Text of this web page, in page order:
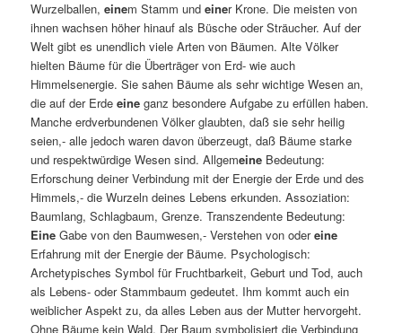
Wurzelballen,einem Stamm undeiner Krone. Die meisten von
ihnen wachsen höher hinauf als Büsche oder Sträucher. Auf der
Welt gibt es unendlich viele Arten von Bäumen. Alte Völker
hielten Bäume für die Überträger von Erd- wie auch
Himmelsenergie. Sie sahen Bäume als sehr wichtige Wesen an,
die auf der Erdeeine ganz besondere Aufgabe zu erfüllen haben.
Manche erdverbundenen Völker glaubten, daß sie sehr heilig
seien,- alle jedoch waren davon überzeugt, daß Bäume starke
und respektwürdige Wesen sind. Allgemeine Bedeutung:
Erforschung deiner Verbindung mit der Energie der Erde und des
Himmels,- die Wurzeln deines Lebens erkunden. Assoziation:
Baumlang, Schlagbaum, Grenze. Transzendente Bedeutung:
Eine Gabe von den Baumwesen,- Verstehen von odereine
Erfahrung mit der Energie der Bäume. Psychologisch:
Archetypisches Symbol für Fruchtbarkeit, Geburt und Tod, auch
als Lebens- oder Stammbaum gedeutet. Ihm kommt auch ein
weiblicher Aspekt zu, da alles Leben aus der Mutter hervorgeht.
Ohne Bäume kein Wald. Der Baum symbolisiert die Verbindung